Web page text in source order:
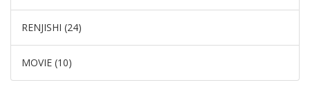
RENJISHI (24)
MOVIE (10)